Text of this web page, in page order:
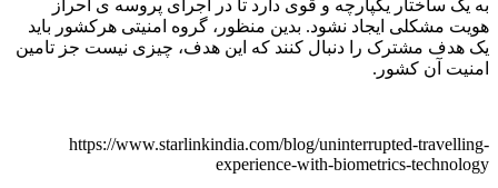
به یک ساختار یکپارچه و قوی دارد تا در اجرای پروسه ی احراز
هویت مشکلی ایجاد نشود. بدین منظور، گروه امنیتی هرکشور باید
یک هدف مشترک را دنبال کنند که این هدف، چیزی نیست جز تامین
امنیت آن کشور.
https://www.starlinkindia.com/blog/uninterrupted-travelling-
experience-with-biometrics-technology